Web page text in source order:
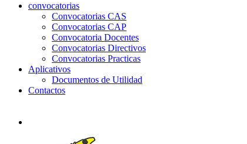
convocatorias
Convocatorias CAS
Convocatorias CAP
Convocatoria Docentes
Convocatorias Directivos
Convocatorias Practicas
Aplicativos
Documentos de Utilidad
Contactos